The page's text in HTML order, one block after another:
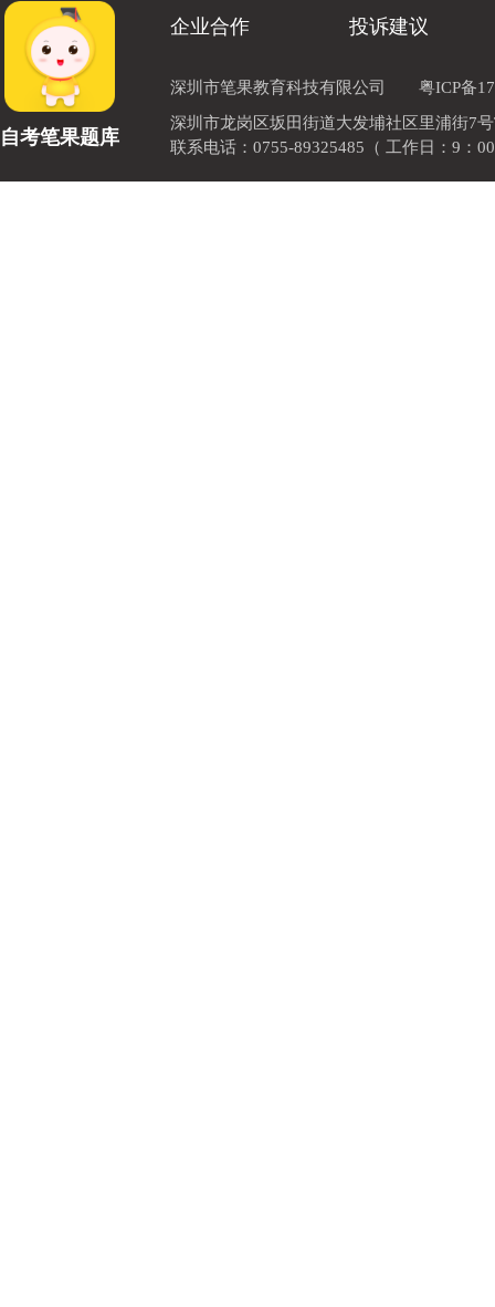
自考笔果题库
企业合作 投诉建议
深圳市笔果教育科技有限公司
粤ICP备
深圳市龙岗区坂田街道大发埔社区里浦街7
联系电话：0755-89325485（ 工作日：9：